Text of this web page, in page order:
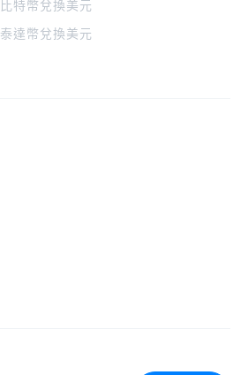
比特幣兌換美元
泰達幣兌換美元